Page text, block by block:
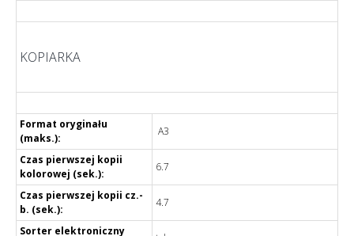
KOPIARKA
Format oryginału
(maks.):
A3
Czas pierwszej kopii
kolorowej (sek.):
6.7
Czas pierwszej kopii cz.-
b. (sek.):
4.7
Sorter elektroniczny